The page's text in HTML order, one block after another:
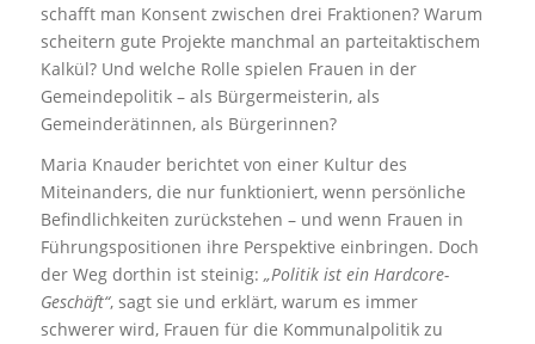
schafft man Konsent zwischen drei Fraktionen? Warum
scheitern gute Projekte manchmal an parteitaktischem
Kalkül? Und welche Rolle spielen Frauen in der
Gemeindepolitik – als Bürgermeisterin, als
Gemeinderätinnen, als Bürgerinnen?
Maria Knauder berichtet von einer Kultur des
Miteinanders, die nur funktioniert, wenn persönliche
Befindlichkeiten zurückstehen – und wenn Frauen in
Führungspositionen ihre Perspektive einbringen. Doch
der Weg dorthin ist steinig: „Politik ist ein Hardcore-
Geschäft“, sagt sie und erklärt, warum es immer
schwerer wird, Frauen für die Kommunalpolitik zu